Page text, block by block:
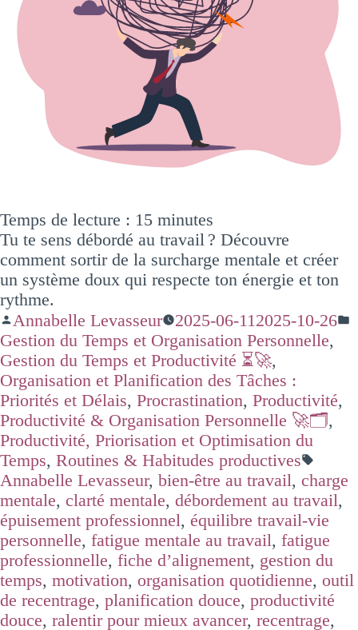
Temps de lecture : 15 minutes
Tu te sens débordé au travail ? Découvre
comment sortir de la surcharge mentale et créer
un système doux qui respecte ton énergie et ton
rythme.
Annabelle Levasseur
2025-06-11 2025-10-26
Gestion du Temps et Organisation Personnelle,
Gestion du Temps et Productivité ⏳🚀,
Organisation et Planification des Tâches :
Priorités et Délais, Procrastination, Productivité,
Productivité & Organisation Personnelle 🚀🗂️,
Productivité, Priorisation et Optimisation du
Temps, Routines & Habitudes productives
Annabelle Levasseur, bien-être au travail, charge
mentale, clarté mentale, débordement au travail,
épuisement professionnel, équilibre travail-vie
personnelle, fatigue mentale au travail, fatigue
professionnelle, fiche d’alignement, gestion du
temps, motivation, organisation quotidienne, outil
de recentrage, planification douce, productivité
douce, ralentir pour mieux avancer, recentrage,